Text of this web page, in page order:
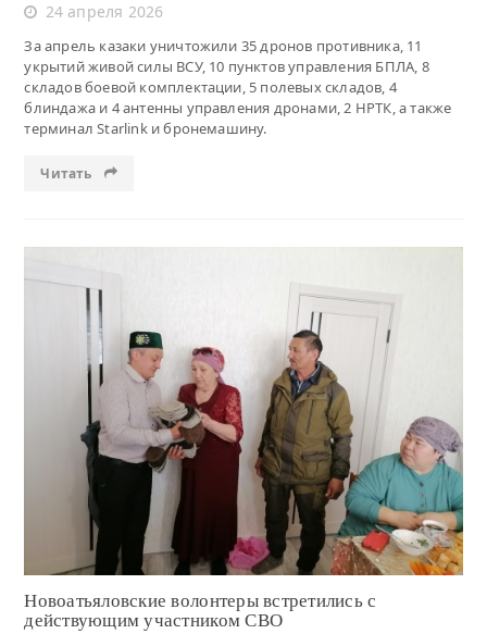
24 апреля 2026
За апрель казаки уничтожили 35 дронов противника, 11
укрытий живой силы ВСУ, 10 пунктов управления БПЛА, 8
складов боевой комплектации, 5 полевых складов, 4
блиндажа и 4 антенны управления дронами, 2 НРТК, а также
терминал Starlink и бронемашину.
Читать
Читать
Новоатьяловские волонтеры встретились с
действующим участником СВО